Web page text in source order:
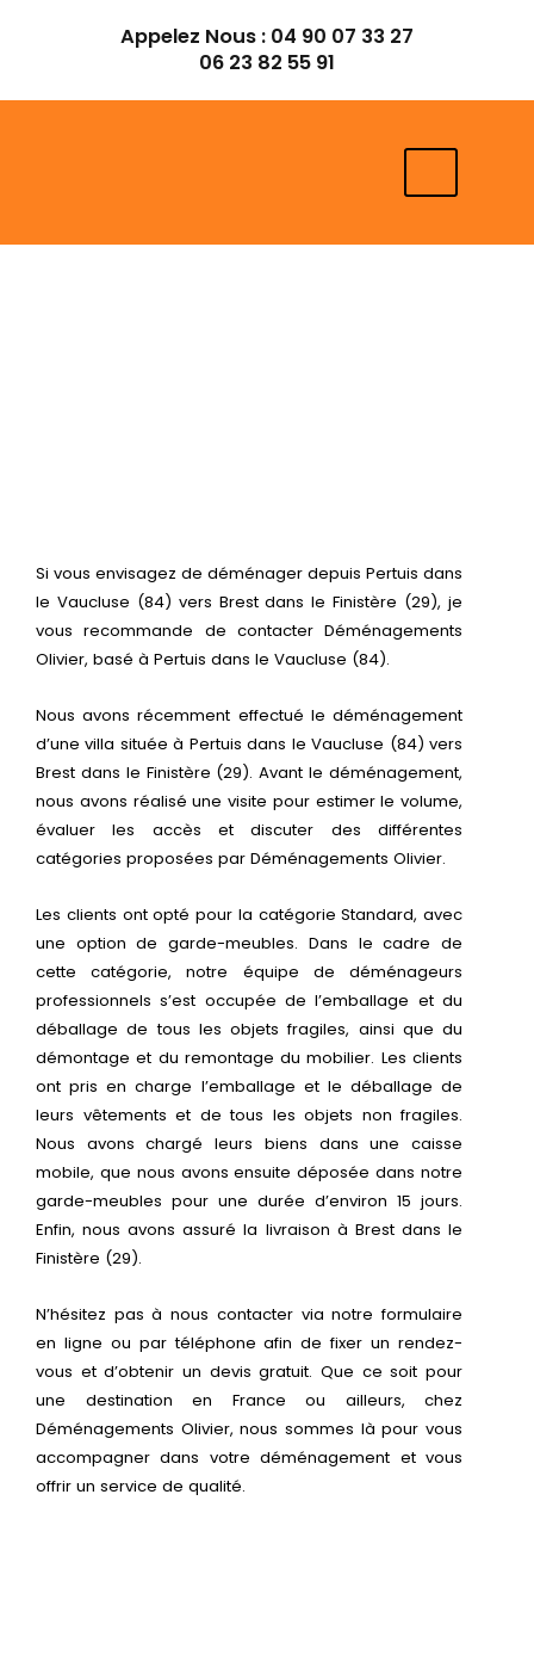
Appelez Nous : 04 90 07 33 27
06 23 82 55 91
Si vous envisagez de déménager depuis Pertuis dans
le Vaucluse (84) vers Brest dans le Finistère (29), je
vous recommande de contacter Déménagements
Olivier, basé à Pertuis dans le Vaucluse (84).
Nous avons récemment effectué le déménagement
d’une villa située à Pertuis dans le Vaucluse (84) vers
Brest dans le Finistère (29). Avant le déménagement,
nous avons réalisé une visite pour estimer le volume,
évaluer les accès et discuter des différentes
catégories proposées par Déménagements Olivier.
Les clients ont opté pour la catégorie Standard, avec
une option de garde-meubles. Dans le cadre de
cette catégorie, notre équipe de déménageurs
professionnels s’est occupée de l’emballage et du
déballage de tous les objets fragiles, ainsi que du
démontage et du remontage du mobilier. Les clients
ont pris en charge l’emballage et le déballage de
leurs vêtements et de tous les objets non fragiles.
Nous avons chargé leurs biens dans une caisse
mobile, que nous avons ensuite déposée dans notre
garde-meubles pour une durée d’environ 15 jours.
Enfin, nous avons assuré la livraison à Brest dans le
Finistère (29).
N’hésitez pas à nous contacter via notre formulaire
en ligne ou par téléphone afin de fixer un rendez-
vous et d’obtenir un devis gratuit. Que ce soit pour
une destination en France ou ailleurs, chez
Déménagements Olivier, nous sommes là pour vous
accompagner dans votre déménagement et vous
offrir un service de qualité.